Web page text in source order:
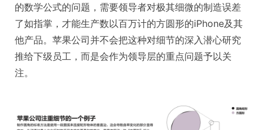
的数学公式的问题，需要领导者对极其细微的制造误差
了如指掌，才能生产数以百万计的方圆形的iPhone及其
他产品。苹果公司并不会把这种对细节的深入潜心研究
推给下级员工，而是会作为领导层的重点问题予以关
注。